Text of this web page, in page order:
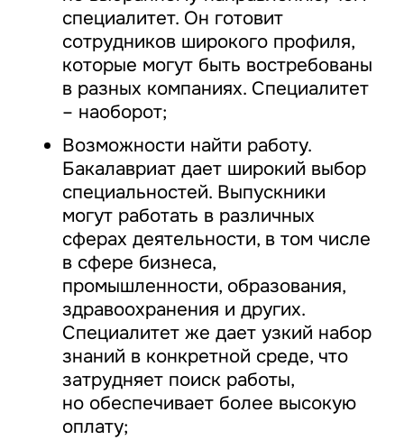
специалитет. Он готовит
сотрудников широкого профиля,
которые могут быть востребованы
в разных компаниях. Специалитет
– наоборот;
Возможности найти работу.
Бакалавриат дает широкий выбор
специальностей. Выпускники
могут работать в различных
сферах деятельности, в том числе
в сфере бизнеса,
промышленности, образования,
здравоохранения и других.
Специалитет же дает узкий набор
знаний в конкретной среде, что
затрудняет поиск работы,
но обеспечивает более высокую
оплату;